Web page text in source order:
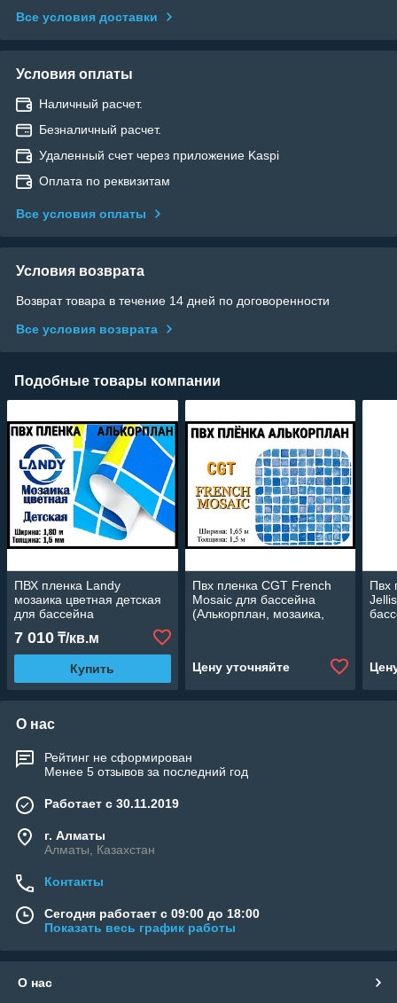
Все условия доставки
Условия оплаты
Наличный расчет.
Безналичный расчет.
Удаленный счет через приложение Kaspi
Оплата по реквизитам
Все условия оплаты
Условия возврата
Возврат товара в течение 14 дней по договоренности
Все условия возврата
Подобные товары компании
ПВХ пленка Landy
мозаика цветная детская
для бассейна
(Алькорплан, мозаика
цветная, ширина: 1.80 м.)
7 010 ₸/кв.м
Купить
Пвх пленка CGT French
Mosaic для бассейна
(Алькорплан, мозаика,
Цену уточняйте
Пвх
О нас
Рейтинг не сформирован
Менее 5 отзывов за последний год
Работает с 30.11.2019
г. Алматы
Алматы, Казахстан
Контакты
Сегодня работает с 09:00 до 18:00
Показать весь график работы
О нас